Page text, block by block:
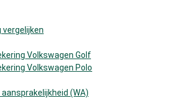
Volkswagen Golf
Volkswagen Polo
(WA)